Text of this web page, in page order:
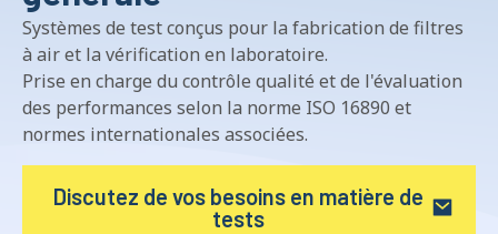
Systèmes de test conçus pour la fabrication de filtres
à air et la vérification en laboratoire.
Prise en charge du contrôle qualité et de l'évaluation
des performances selon la norme ISO 16890 et
normes internationales associées.
Discutez de vos besoins en matière de
tests